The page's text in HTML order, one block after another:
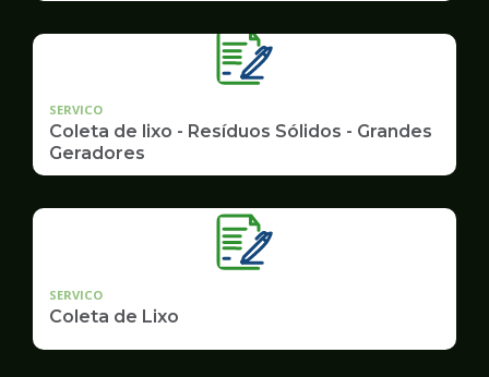
SERVICO
Coleta de lixo - Resíduos Sólidos - Grandes
Geradores
SERVICO
Coleta de Lixo